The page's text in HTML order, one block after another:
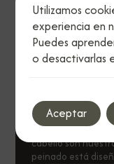
Estilo y
Descubre un
cabello son
peinado está
Utilizamos
experiencia en
Puedes
o desactivarlas
Aceptar